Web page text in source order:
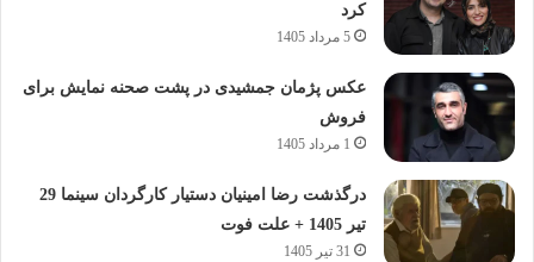
کرد
5 مرداد 1405
عکس پژمان جمشیدی در پشت صحنه نمایش برای
فروش
1 مرداد 1405
درگذشت رضا امینیان دستیار کارگردان سینما 29
تیر 1405 + علت فوت
31 تیر 1405